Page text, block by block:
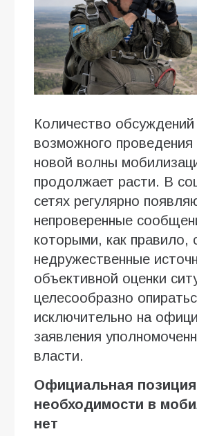
Количество
возможного проведения
новой волны
продолжает расти. В
сетях регулярно
непроверенные
которыми, как правило,
недружественные
объективной оценки
целесообразно
исключительно на
заявления
власти.
Официальная
необходимости в
нет